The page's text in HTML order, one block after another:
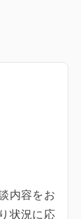
内容をお
状況に応